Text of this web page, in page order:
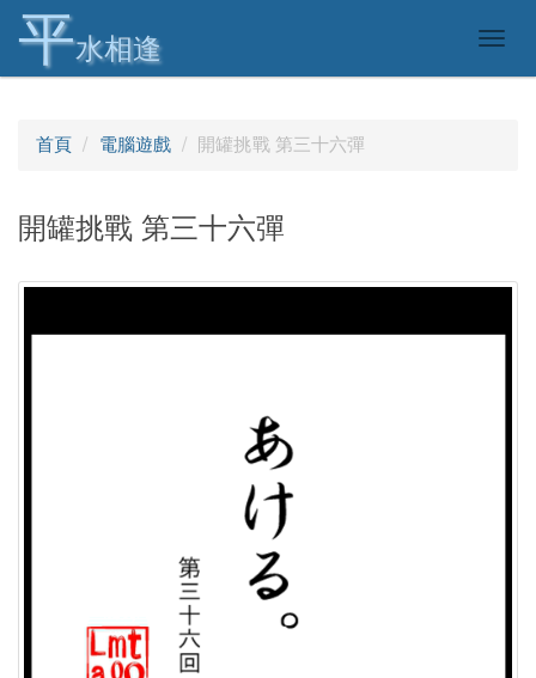
平水相逢
首頁 電腦遊戲 開罐挑戰 第三十六彈
開罐挑戰 第三十六彈